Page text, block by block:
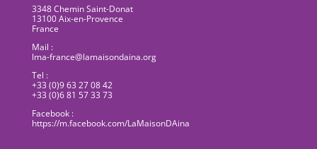
3348 Chemin Saint-Donat
13100 Aix-en-Provence
France
Mail :
lma-france@lamaisondaina.org
Tel :
+33 (0)9 63 27 08 42
+33 (0)6 81 57 33 73
Facebook :
https://m.facebook.com/LaMaisonDAina